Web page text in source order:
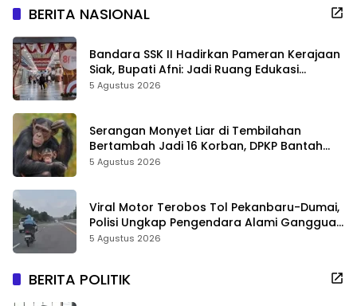
BERITA NASIONAL
Bandara SSK II Hadirkan Pameran Kerajaan
Siak, Bupati Afni: Jadi Ruang Edukasi
Sejarah Riau
5 Agustus 2026
Serangan Monyet Liar di Tembilahan
Bertambah Jadi 16 Korban, DPKP Bantah
Video Gerombolan Viral
5 Agustus 2026
Viral Motor Terobos Tol Pekanbaru-Dumai,
Polisi Ungkap Pengendara Alami Gangguan
Usai Kecelakaan
5 Agustus 2026
BERITA POLITIK